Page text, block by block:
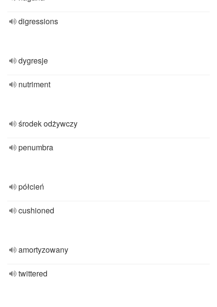
digressions
dygresje
nutriment
środek odżywczy
penumbra
półcień
cushioned
amortyzowany
twittered